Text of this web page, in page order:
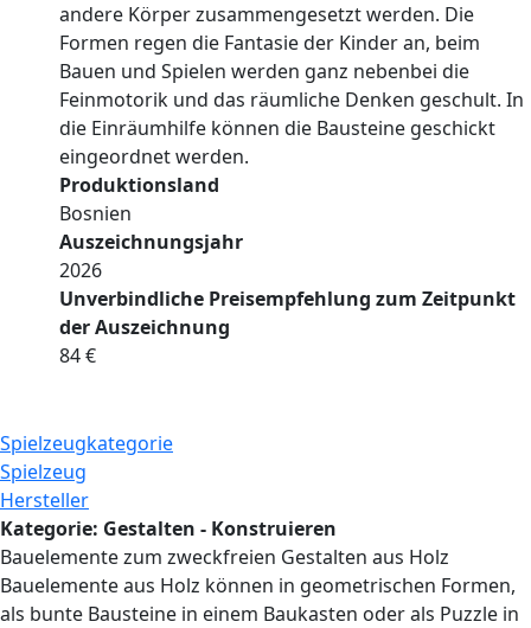
andere Körper zusammengesetzt werden. Die
Formen regen die Fantasie der Kinder an, beim
Bauen und Spielen werden ganz nebenbei die
Feinmotorik und das räumliche Denken geschult. In
die Einräumhilfe können die Bausteine geschickt
eingeordnet werden.
Produktionsland
Bosnien
Auszeichnungsjahr
2026
Unverbindliche Preisempfehlung zum Zeitpunkt
der Auszeichnung
84 €
Spielzeugkategorie
Spielzeug
Hersteller
Kategorie: Gestalten - Konstruieren
Bauelemente zum zweckfreien Gestalten aus Holz
Bauelemente aus Holz können in geometrischen Formen,
als bunte Bausteine in einem Baukasten oder als Puzzle in